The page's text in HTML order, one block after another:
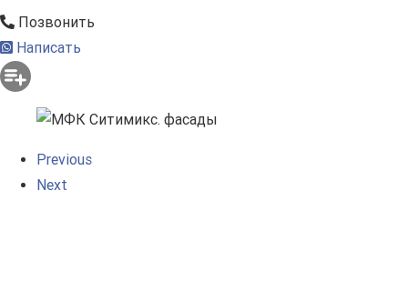
Позвонить
Написать
Previous
Next